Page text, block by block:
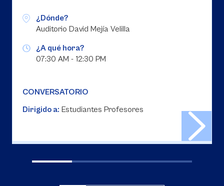
¿Dónde?
Auditorio David Mejía Velilla
¿A qué hora?
07:30 AM - 12:30 PM
CONVERSATORIO
Dirigido a: Estudiantes Profesores